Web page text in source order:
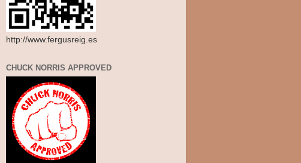
http://www.fergusreig.es
CHUCK NORRIS APPROVED